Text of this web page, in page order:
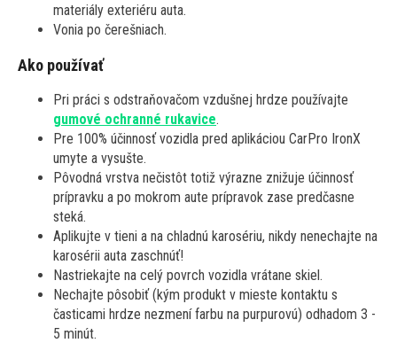
materiály exteriéru auta.
Vonia po čerešniach.
Ako používať
Pri práci s odstraňovačom vzdušnej hrdze používajte
gumové ochranné rukavice.
Pre 100% účinnosť vozidla pred aplikáciou CarPro IronX
umyte a vysušte.
Pôvodná vrstva nečistôt totiž výrazne znižuje účinnosť
prípravku a po mokrom aute prípravok zase predčasne
steká.
Aplikujte v tieni a na chladnú karosériu, nikdy nenechajte na
karosérii auta zaschnúť!
Nastriekajte na celý povrch vozidla vrátane skiel.
Nechajte pôsobiť (kým produkt v mieste kontaktu s
časticami hrdze nezmení farbu na purpurovú) odhadom 3 -
5 minút.